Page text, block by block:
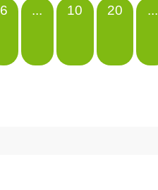
6 ... 10 20 ...